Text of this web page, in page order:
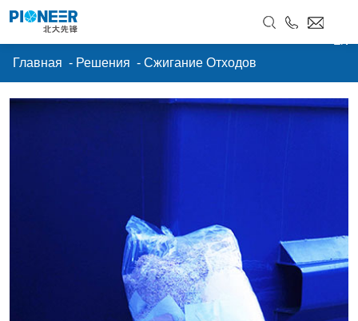
Сжигание Отходов
Главная - Решения - Сжигание Отходов